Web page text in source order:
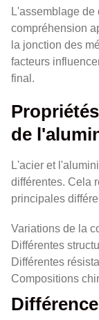
L'assemblage de
compréhension
la jonction des
facteurs
final.
de
L'acier et
différentes. Cela
principales
Variations de la
Différentes
Différentes
Compositions